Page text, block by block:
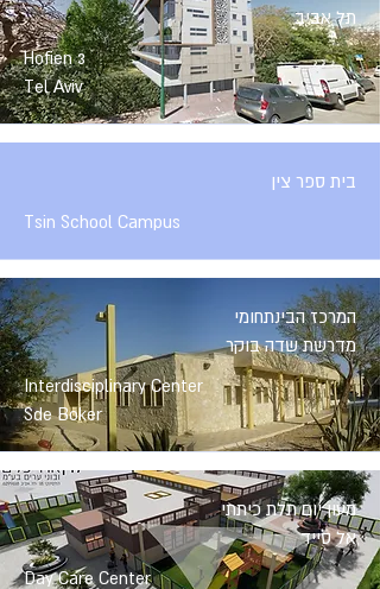
תל אביב
Hofien 3
Tel Aviv
בית ספר צין
Tsin School Campus
המרכז הבינתחומי
מדרשת שדה בוקר
Interdisciplinary Center
Sde Boker
מעון יום תלת כיתתי
אל סייד
Day Care Center